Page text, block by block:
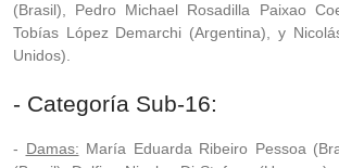
(Brasil), Pedro Michael Rosadilla Paixao
Tobías López Demarchi (Argentina), y
Unidos).
- Categoría Sub-16:
- Damas: María Eduarda Ribeiro Pessoa